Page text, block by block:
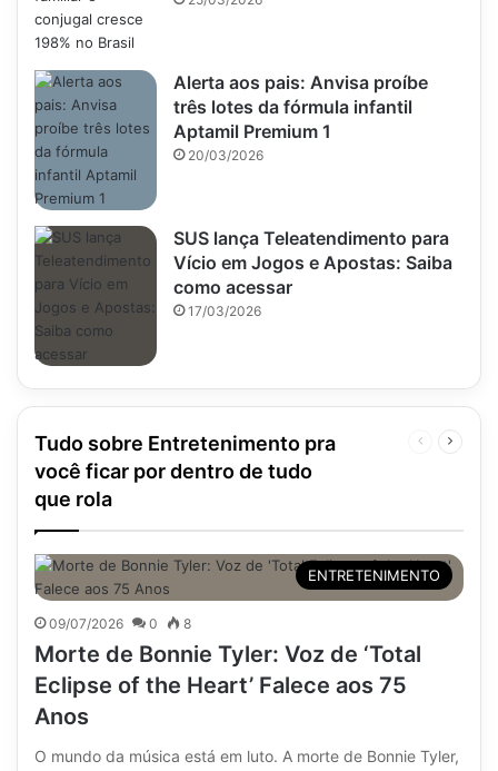
Alerta aos pais: Anvisa proíbe
três lotes da fórmula infantil
Aptamil Premium 1
20/03/2026
SUS lança Teleatendimento para
Vício em Jogos e Apostas: Saiba
como acessar
17/03/2026
Tudo sobre Entretenimento pra
você ficar por dentro de tudo
que rola
Página
ENTRETENIMENTO
09/07/2026 0 8
Morte de Bonnie Tyler: Voz de ‘Total
Eclipse of the Heart’ Falece aos 75
Anos
O mundo da música está em luto. A morte de Bonnie Tyler,